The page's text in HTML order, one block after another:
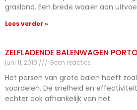
grasland. Een brede waaier aan
Lees verder »
ZELFLADENDE BALENWAGEN
juni 11, 2019 Geen reacties
Het persen van grote balen heeft
voordelen. De snelheid en
echter ook afhankelijk van het